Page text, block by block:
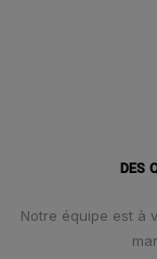
DES
Notre équipe est à